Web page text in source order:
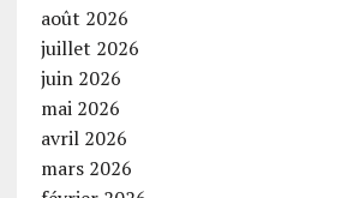
août 2026
juillet 2026
juin 2026
mai 2026
avril 2026
mars 2026